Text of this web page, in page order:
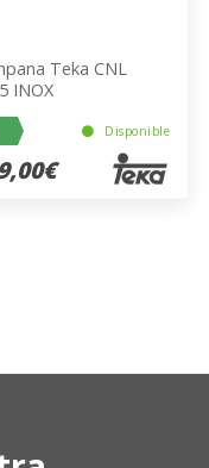
Teka CNL
INOX
Disponible